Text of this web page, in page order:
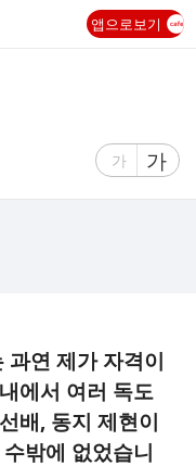
앱으로보기
글
가
글
자
가
과연 제가 자격이
에서 여러 독도
배, 동지 제현이
밖에 없었습니